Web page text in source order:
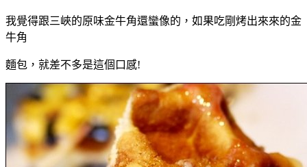
我覺得跟三峽的原味金牛角還蠻像的，如果吃剛烤出來來的金
牛角
麵包，就差不多是這個口感!